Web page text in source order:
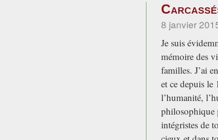
8 janvier
Je suis
mémoire des
familles. J’ai
et ce depuis le
l’humanité,
philosophique
intégristes de